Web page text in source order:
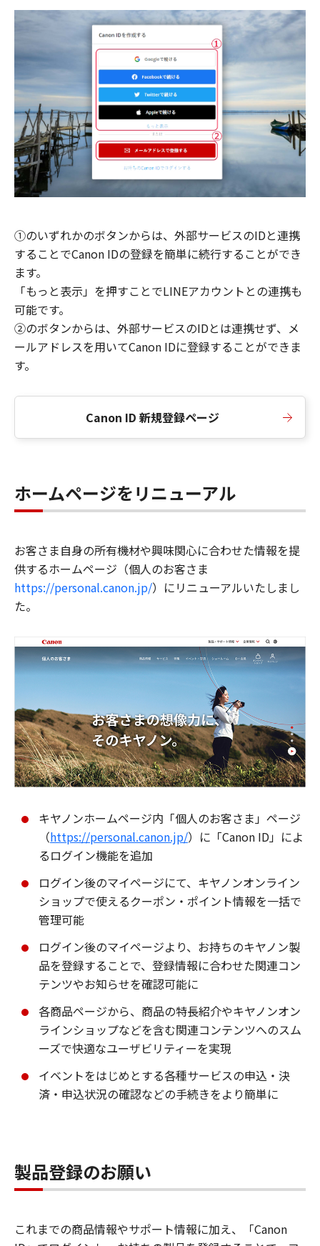
①のいずれかのボタンからは、外部サービスのIDと連携
することでCanon IDの登録を簡単に続行することができ
ます。
「もっと表示」を押すことでLINEアカウントとの連携も
可能です。
②のボタンからは、外部サービスのIDとは連携せず、メ
ールアドレスを用いてCanon IDに登録することができま
す。
Canon ID 新規登録ページ
ホームページをリニューアル
お客さま自身の所有機材や興味関心に合わせた情報を提
供するホームページ（個人のお客さま
https://personal.canon.jp/）にリニューアルいたしまし
た。
キヤノンホームページ内「個人のお客さま」ページ
（https://personal.canon.jp/）に「Canon ID」によ
るログイン機能を追加
ログイン後のマイページにて、キヤノンオンライン
ショップで使えるクーポン・ポイント情報を一括で
管理可能
ログイン後のマイページより、お持ちのキヤノン製
品を登録することで、登録情報に合わせた関連コン
テンツやお知らせを確認可能に
各商品ページから、商品の特長紹介やキヤノンオン
ラインショップなどを含む関連コンテンツへのスム
ーズで快適なユーザビリティーを実現
イベントをはじめとする各種サービスの申込・決
済・申込状況の確認などの手続きをより簡単に
製品登録のお願い
これまでの商品情報やサポート情報に加え、「Canon